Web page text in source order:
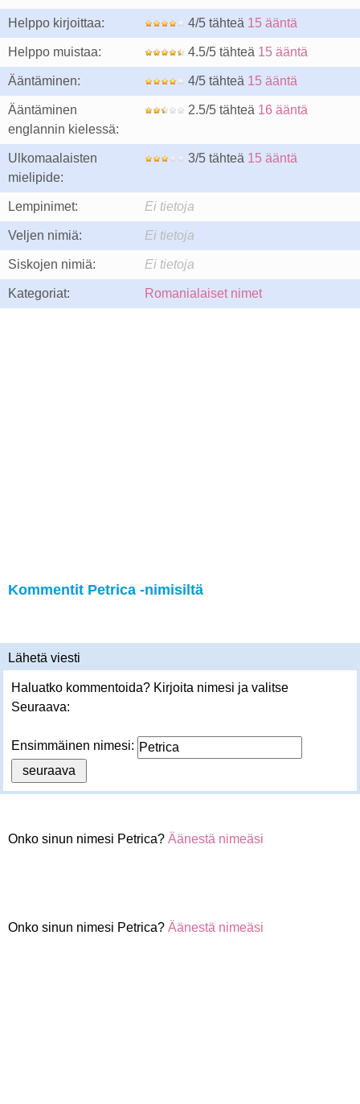
Helppo kirjoittaa: 4/5 tähteä 15 ääntä
Helppo muistaa: 4.5/5 tähteä 15 ääntä
Ääntäminen: 4/5 tähteä 15 ääntä
Ääntäminen
englannin kielessä:
2.5/5 tähteä 16 ääntä
Ulkomaalaisten
mielipide:
3/5 tähteä 15 ääntä
Lempinimet: Ei tietoja
Veljen nimiä: Ei tietoja
Siskojen nimiä: Ei tietoja
Kategoriat: Romanialaiset nimet
Kommentit Petrica -nimisiltä
Lähetä viesti
Haluatko kommentoida? Kirjoita nimesi ja valitse
Seuraava:
Ensimmäinen nimesi:
Onko sinun nimesi Petrica? Äänestä nimeäsi
Onko sinun nimesi Petrica? Äänestä nimeäsi